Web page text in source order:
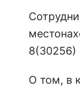
8(30256)
О том, в